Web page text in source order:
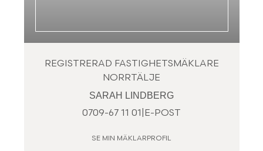
REGISTRERAD FASTIGHETSMÄKLARE
NORRTÄLJE
SARAH LINDBERG
0709-67 11 01 E-POST
SE MIN MÄKLARPROFIL